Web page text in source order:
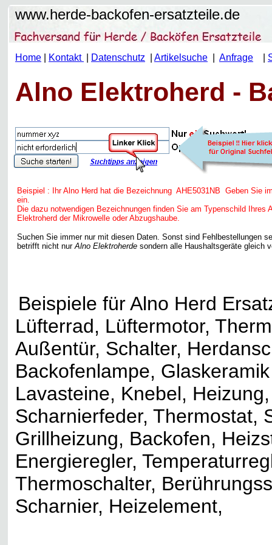
www.herde-backofen-ersatzteile.de
Home Kontakt Datenschutz Artikelsuche Anfrage
Alno Elektroherd -
Beispiel : Ihr Alno Herd hat die Bezeichnung AHE5031NB Geben Sie
ein.
Die dazu notwendigen Bezeichnungen finden Sie am Typenschild Ihres
Elektroherd der Mikrowelle oder Abzugshaube.
Suchen Sie immer nur mit diesen Daten. Sonst sind Fehlbestellungen
betrifft nicht nurAlno Elektroherde sondern alle Haushaltsgeräte gleich
Beispiele für Alno Herd
Lüfterrad, Lüftermotor,
Außentür, Schalter,
Backofenlampe,
Lavasteine, Knebel,
Scharnierfeder, Thermostat,
Grillheizung, Backofen,
Energieregler,
Thermoschalter,
Scharnier, Heizelement,